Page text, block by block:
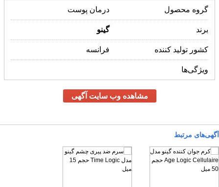
گروه محصول درمان پوست
برند گینو
کشور تولید کننده فرانسه
ویژگی‌ها
مشاهده وب سایت آگهی
آگهی‌های مرتبط